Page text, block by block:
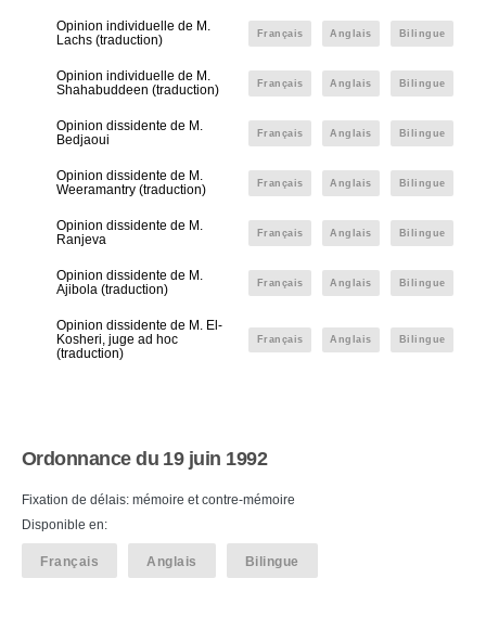
Opinion individuelle de M.
Lachs (traduction)
Français Anglais Bilingue
Opinion individuelle de M.
Shahabuddeen (traduction)
Français Anglais Bilingue
Opinion dissidente de M.
Bedjaoui
Français Anglais Bilingue
Opinion dissidente de M.
Weeramantry (traduction)
Français Anglais Bilingue
Opinion dissidente de M.
Ranjeva
Français Anglais Bilingue
Opinion dissidente de M.
Ajibola (traduction)
Français Anglais Bilingue
Opinion dissidente de M. El-
Kosheri, juge ad hoc
(traduction)
Français Anglais Bilingue
Ordonnance du 19 juin 1992
Fixation de délais: mémoire et contre-mémoire
Disponible en:
Français Anglais Bilingue